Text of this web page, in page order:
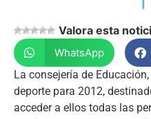
Valora esta
WhatsApp
La consejería de
deporte para 2012,
acceder a ellos todas las